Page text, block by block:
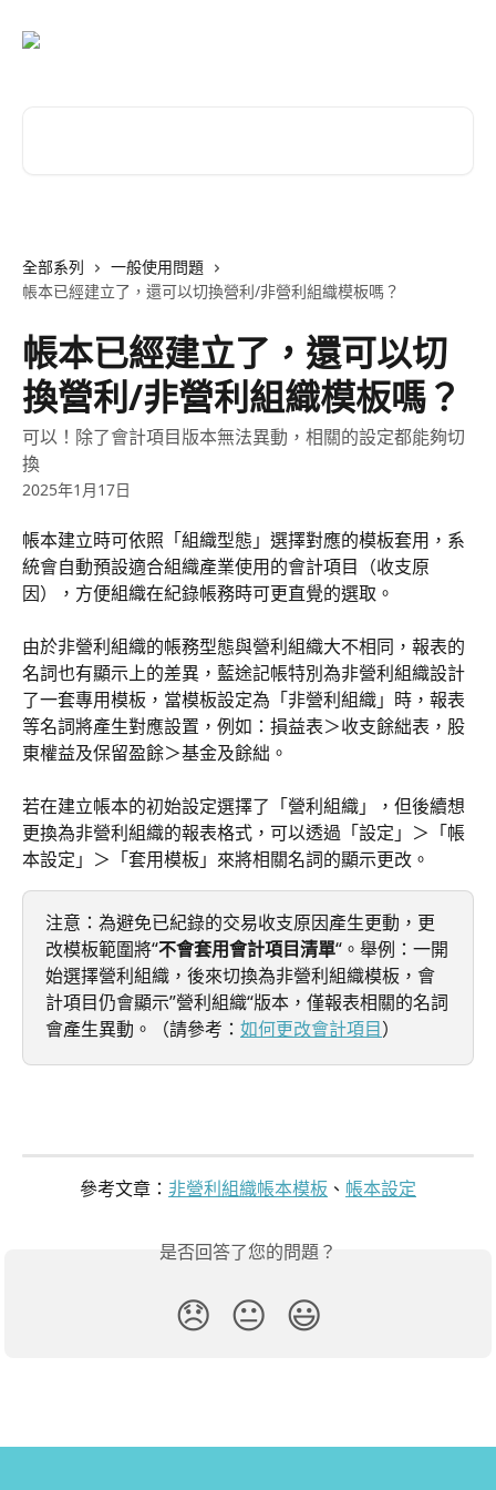
全部系列
一般使用問題
帳本已經建立了，還可以切換營利/非營利組織模板嗎？
帳本已經建立了，還可以切
換營利/非營利組織模板嗎？
可以！除了會計項目版本無法異動，相關的設定都能夠切
換
2025年1月17日
帳本建立時可依照「組織型態」選擇對應的模板套用，系
統會自動預設適合組織產業使用的會計項目（收支原
因），方便組織在紀錄帳務時可更直覺的選取。
由於非營利組織的帳務型態與營利組織大不相同，報表的
名詞也有顯示上的差異，藍途記帳特別為非營利組織設計
了一套專用模板，當模板設定為「非營利組織」時，報表
等名詞將產生對應設置，例如：損益表＞收支餘絀表，股
東權益及保留盈餘＞基金及餘絀。
若在建立帳本的初始設定選擇了「營利組織」，但後續想
更換為非營利組織的報表格式，可以透過「設定」＞「帳
本設定」＞「套用模板」來將相關名詞的顯示更改。
注意：為避免已紀錄的交易收支原因產生更動，更
改模板範圍將“不會套用會計項目清單“。舉例：一開
始選擇營利組織，後來切換為非營利組織模板，會
計項目仍會顯示”營利組織“版本，僅報表相關的名詞
會產生異動。（請參考： 如何更改會計項目）
參考文章： 非營利組織帳本模板 、 帳本設定
是否回答了您的問題？
😞 😐 😃